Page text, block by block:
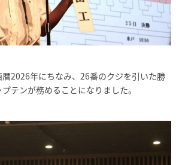
2026年にちなみ、26番のクジを引いた勝
テンが務めることになりました。